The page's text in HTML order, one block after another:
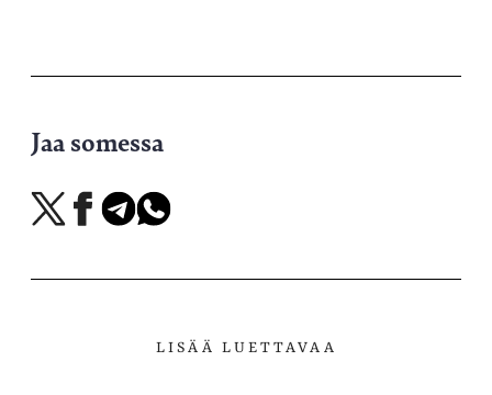
Jaa somessa
Jaa
X-
Jaa
Facebookissa
Jaa
Telegramissa
Jaa
WhatsAppissa
LISÄÄ LUETTAVAA